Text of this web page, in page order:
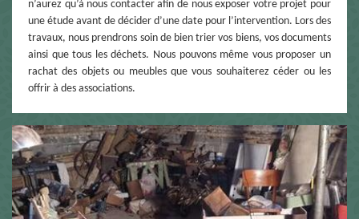
n’aurez qu’à nous contacter afin de nous exposer votre projet pour
une étude avant de décider d’une date pour l’intervention. Lors des
travaux, nous prendrons soin de bien trier vos biens, vos documents
ainsi que tous les déchets. Nous pouvons même vous proposer un
rachat des objets ou meubles que vous souhaiterez céder ou les
offrir à des associations.